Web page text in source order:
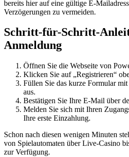
bereits hier auf eine gültige E-
Verzögerungen zu vermeiden.
Schritt-für-Schritt-
Anmeldung
Öffnen Sie die Webseite von
Klicken Sie auf „Registrieren“
Füllen Sie das kurze Formular
aus.
Bestätigen Sie Ihre E-Mail über
Melden Sie sich mit Ihren
Ihre erste Einzahlung.
Schon nach diesen wenigen Minuten
von Spielautomaten über Live-Casino
zur Verfügung.